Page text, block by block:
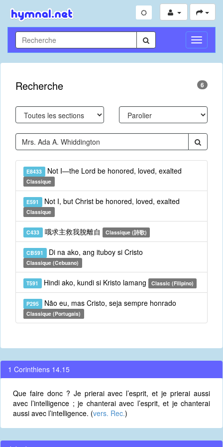
Toggle
Recherche 6
E8433 Not I—the Lord be honored, loved, exalted
Classique
E591 Not I, but Christ be honored, loved, exalted
Classique
C433 哦求主救我脫離自 Classique (詩歌)
CB591 Di na ako, ang ituboy si Cristo
Classique (Cebuano)
T591 Hindi ako, kundi si Kristo lamang Classic (Filipino)
P295 Não eu, mas Cristo, seja sempre honrado
Classique (Portugais)
1 Corinthiens 14.15
Que faire donc ? Je prierai avec l’esprit, et je prierai aussi
avec l’intelligence ; je chanterai avec l’esprit, et je chanterai
aussi avec l’intelligence. (vers. Rec.)